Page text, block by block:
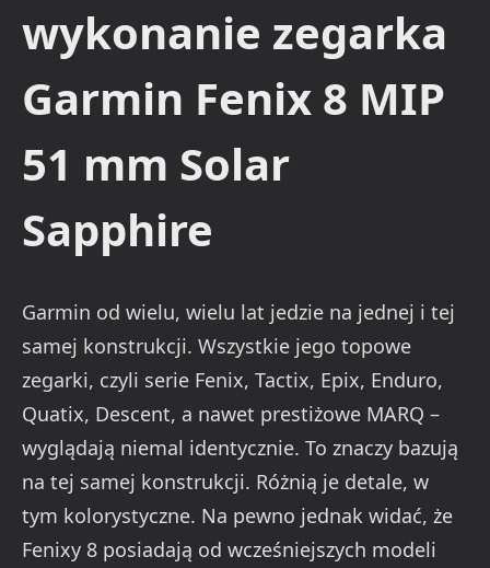
wykonanie zegarka
Garmin Fenix 8 MIP
51 mm Solar
Sapphire
Garmin od wielu, wielu lat jedzie na jednej i tej
samej konstrukcji. Wszystkie jego topowe
zegarki, czyli serie Fenix, Tactix, Epix, Enduro,
Quatix, Descent, a nawet prestiżowe MARQ –
wyglądają niemal identycznie. To znaczy bazują
na tej samej konstrukcji. Różnią je detale, w
tym kolorystyczne. Na pewno jednak widać, że
Fenixy 8 posiadają od wcześniejszych modeli